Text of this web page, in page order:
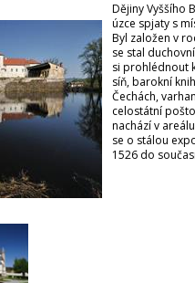
Dějiny Vyššího
úzce spjaty s
Byl založen v
se stal
si prohlédnout
síň, barokní
Čechách,
celostátní
nachází v
se o stálou
1526 do